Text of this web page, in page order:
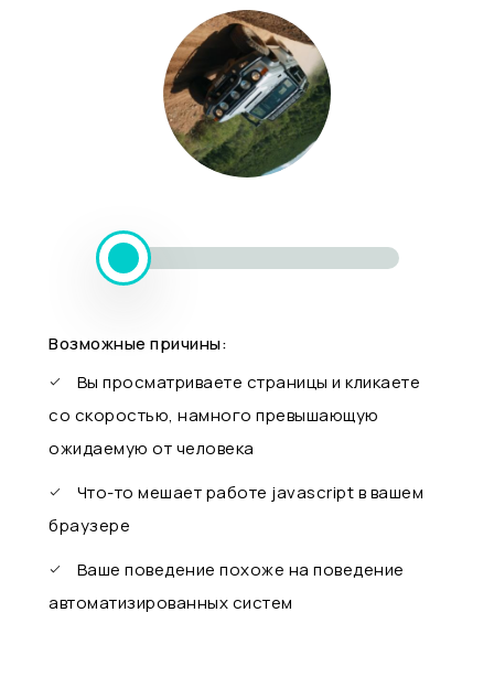
Возможные причины:
Вы просматриваете страницы и кликаете
со скоростью, намного превышающую
ожидаемую от человека
Что-то мешает работе javascript в вашем
браузере
Ваше поведение похоже на поведение
автоматизированных систем